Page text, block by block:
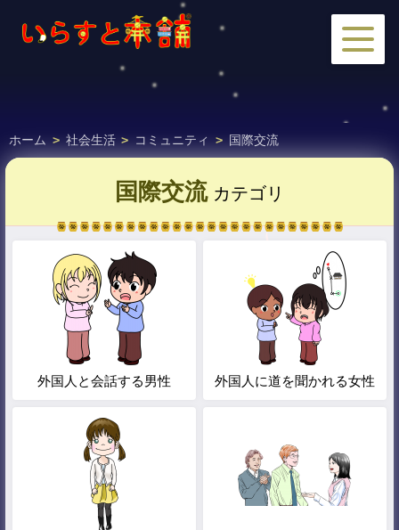
ホーム > 社会生活 > コミュニティ > 国際交流
国際交流カテゴリ
外国人と会話する男性 外国人に道を聞かれる女性